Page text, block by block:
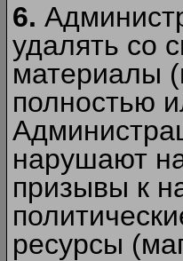
6.
удалять со
материалы
полностью
нарушают
призывы к
ресурсы